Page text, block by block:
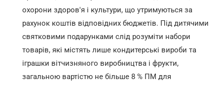
охорони здоров'я і культури, що утримуються за
рахунок коштів відповідних бюджетів. Під дитячими
святковими подарунками слід розуміти набори
товарів, які містять лише кондитерські вироби та
іграшки вітчизняного виробництва і фрукти,
загальною вартістю не більше 8 % ПМ для